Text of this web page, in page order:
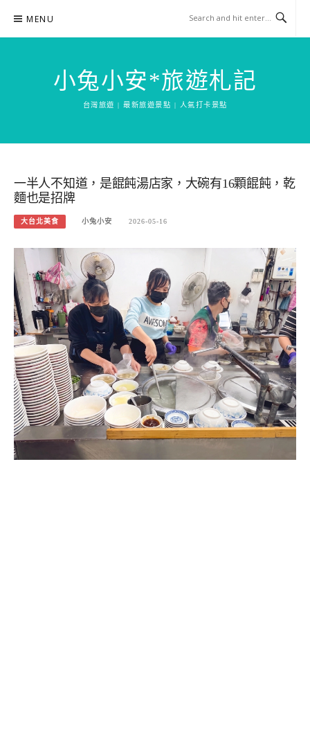
content
MENU
小兔小安*旅遊札記
台灣旅遊 | 最新旅遊景點 | 人氣打卡景點
一半人不知道，是餛飩湯店家，大碗有16顆餛飩，乾
麵也是招牌
大台北美食 小兔小安 2026-05-16